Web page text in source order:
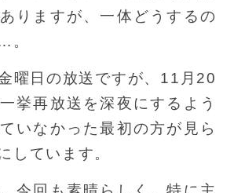
りますが、一体どうするの
。
曜日の放送ですが、11月20
挙再放送を深夜にするよう
いなかった最初の方が見ら
しています。